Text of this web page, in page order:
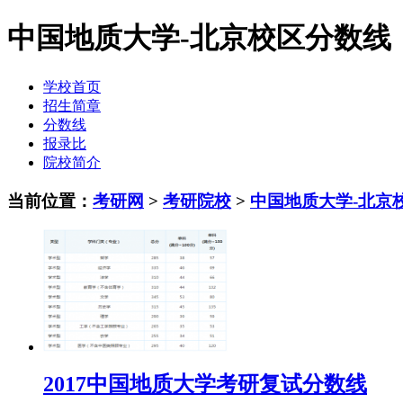
中国地质大学-北京校区分数线
学校首页
招生简章
分数线
报录比
院校简介
当前位置： 考研网 > 考研院校 > 中国地质大学-北京
2017中国地质大学考研复试分数线